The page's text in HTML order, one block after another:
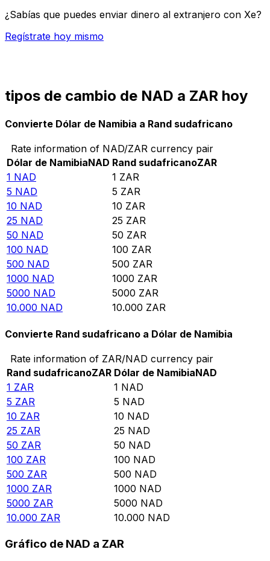
¿Sabías que puedes enviar dinero al extranjero con Xe?
Regístrate hoy mismo
tipos de cambio de NAD a ZAR hoy
Convierte Dólar de Namibia a Rand sudafricano
Rate information of NAD/ZAR currency pair
Dólar de NamibiaNAD Rand sudafricanoZAR
1 NAD 1 ZAR
5 NAD 5 ZAR
10 NAD 10 ZAR
25 NAD 25 ZAR
50 NAD 50 ZAR
100 NAD 100 ZAR
500 NAD 500 ZAR
1000 NAD 1000 ZAR
5000 NAD 5000 ZAR
10.000 NAD 10.000 ZAR
Convierte Rand sudafricano a Dólar de Namibia
Rate information of ZAR/NAD currency pair
Rand sudafricanoZAR Dólar de NamibiaNAD
1 ZAR 1 NAD
5 ZAR 5 NAD
10 ZAR 10 NAD
25 ZAR 25 NAD
50 ZAR 50 NAD
100 ZAR 100 NAD
500 ZAR 500 NAD
1000 ZAR 1000 NAD
5000 ZAR 5000 NAD
10.000 ZAR 10.000 NAD
Gráfico de NAD a ZAR